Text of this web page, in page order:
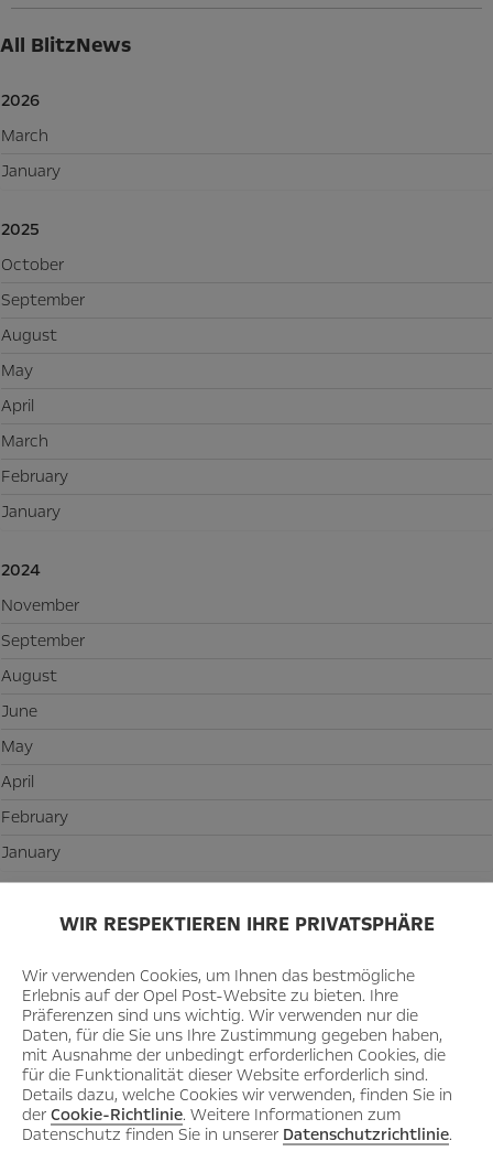
WIR RESPEKTIEREN IHRE PRIVATSPHÄRE
Wir verwenden Cookies, um Ihnen das bestmögliche
Erlebnis auf der Opel Post-Website zu bieten. Ihre
Präferenzen sind uns wichtig. Wir verwenden nur die
Daten, für die Sie uns Ihre Zustimmung gegeben haben,
mit Ausnahme der unbedingt erforderlichen Cookies, die
für die Funktionalität dieser Website erforderlich sind.
Details dazu, welche Cookies wir verwenden, finden Sie in
der Cookie-Richtlinie. Weitere Informationen zum
Datenschutz finden Sie in unserer Datenschutzrichtlinie.
All BlitzNews
2026
March
January
2025
October
September
August
May
April
March
February
January
2024
November
September
August
June
May
April
February
January
October
September
August
May
April